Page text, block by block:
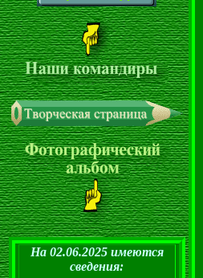
На 02.06.2025 имеются
сведения: